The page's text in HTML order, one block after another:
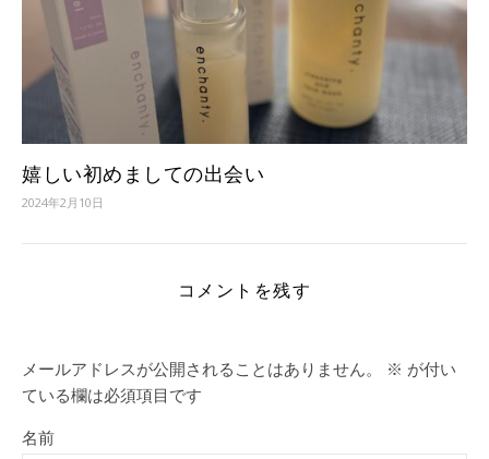
嬉しい初めましての出会い
2024年2月10日
コメントを残す
メールアドレスが公開されることはありません。 ※ が付い
ている欄は必須項目です
名前